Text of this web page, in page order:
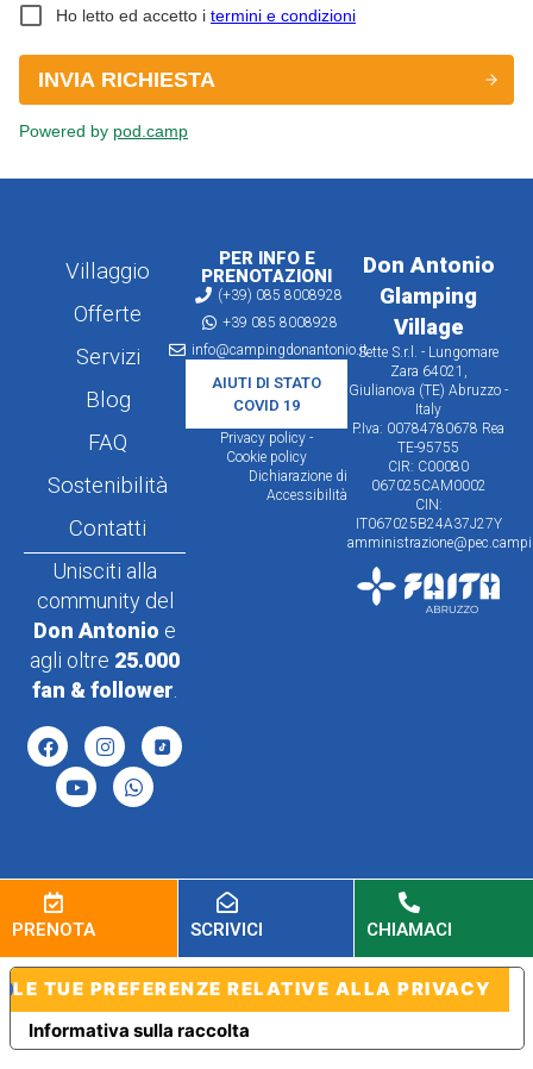
Don Antonio
Glamping
Village
Sette S.r.l. - Lungomare
Zara 64021,
Giulianova (TE) Abruzzo -
Italy
P.Iva: 00784780678 Rea
TE-95755
CIR: C00080
067025CAM0002
CIN:
IT067025B24A37J27Y
Villaggio
Offerte
Servizi
Blog
FAQ
Sostenibilità
Contatti
Unisciti alla
community del
Don Antonio e
agli oltre 25.000
fan & follower.
PER INFO E
PRENOTAZIONI
(+39) 085 8008928
+39 085 8008928
info@campingdonantonio.it
AIUTI DI STATO
COVID 19
Privacy policy -
Cookie policy
Dichiarazione di
Accessibilità
PRENOTA SCRIVICI CHIAMACI
Informativa sulla raccolta
LE TUE PREFERENZE RELATIVE ALLA PRIVACY